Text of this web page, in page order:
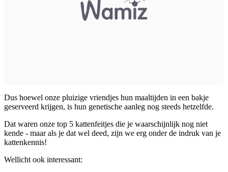
Dus hoewel onze pluizige vriendjes hun maaltijden in een bakje
geserveerd krijgen, is hun genetische aanleg nog steeds hetzelfde.
Dat waren onze top 5 kattenfeitjes die je waarschijnlijk nog niet
kende - maar als je dat wel deed, zijn we erg onder de indruk van je
kattenkennis!
Wellicht ook interessant: